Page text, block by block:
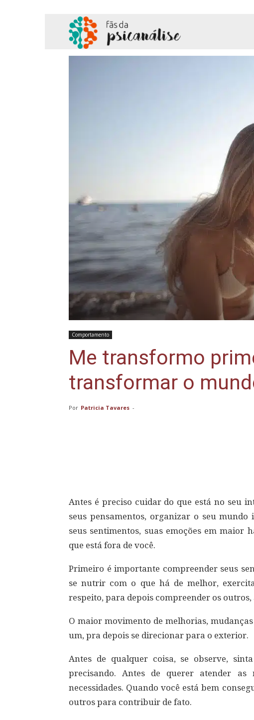
Comportamento
Me transformo
transformar o
Por Patricia Tavares -
Antes é preciso cuidar do que está no seu
seus pensamentos, organizar o seu
seus sentimentos, suas emoções em
que está fora de você.
Primeiro é importante compreender seus
se nutrir com o que há de melhor,
respeito, para depois compreender os
O maior movimento de melhorias,
um, pra depois se direcionar para o exterior.
Antes de qualquer coisa, se observe,
precisando. Antes de querer atender as
necessidades. Quando você está bem
outros para contribuir de fato.